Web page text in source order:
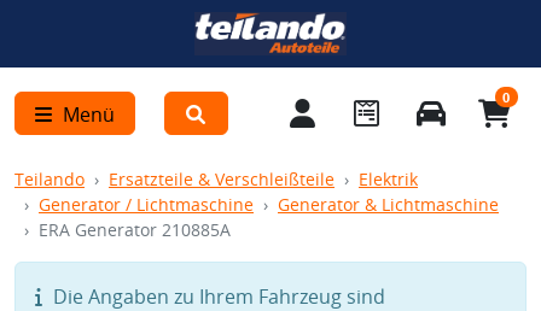
Menü
0
Teilando Ersatzteile & Verschleißteile
Elektrik
Generator / Lichtmaschine
Generator & Lichtmaschine
ERA Generator 210885A
Die Angaben zu Ihrem Fahrzeug sind